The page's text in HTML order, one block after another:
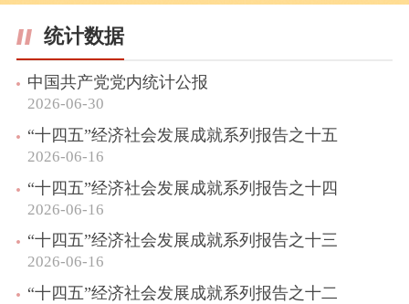
统计数据
中国共产党党内统计公报
2026-06-30
“十四五”经济社会发展成就系列报告之十五
2026-06-16
“十四五”经济社会发展成就系列报告之十四
2026-06-16
“十四五”经济社会发展成就系列报告之十三
2026-06-16
“十四五”经济社会发展成就系列报告之十二